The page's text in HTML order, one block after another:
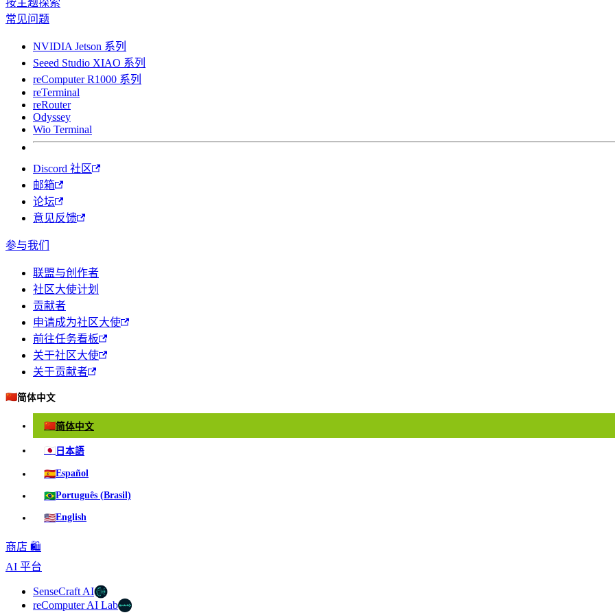
按主题探索
常见问题
NVIDIA Jetson 系列
Seeed Studio XIAO 系列
reComputer R1000 系列
reTerminal
reRouter
Odyssey
Wio Terminal
Discord 社区
邮箱
论坛
意见反馈
参与我们
联盟与创作者
社区大使计划
贡献者
申请成为社区大使
前往任务看板
关于社区大使
关于贡献者
🇨🇳简体中文
🇨🇳简体中文
🇯🇵 日本語
🇪🇸Español
🇧🇷Português (Brasil)
🇺🇸English
商店 🛍️
AI 平台
SenseCraft AI
reComputer AI Lab